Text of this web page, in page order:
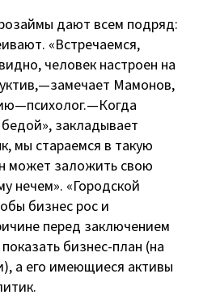
дают всем подряд:
«Встречаемся,
человек настроен на
— замечает Мамонов,
— психолог. — Когда
закладывает
мы стараемся в такую
может заложить свою
нечем». «Городской
бизнес рос и
перед заключением
бизнес-план (на
а его имеющиеся активы